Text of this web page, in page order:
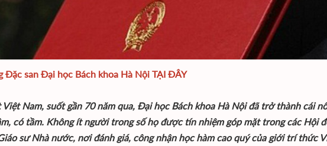
Đặc san Đại học Bách khoa Hà Nội TẠI ĐÂY
Việt Nam, suốt gần 70 năm qua, Đại học Bách khoa Hà Nội đã trở thành cái
có tầm. Không ít người trong số họ được tín nhiệm góp mặt trong các Hội
sư Nhà nước, nơi đánh giá, công nhận học hàm cao quý của giới trí thức